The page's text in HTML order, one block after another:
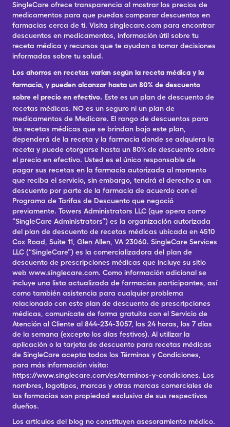
SingleCare ofrece transparencia al mostrar los precios de
medicamentos para que puedas comparar descuentos en
farmacias cerca de ti. Visita singlecare.com para encontrar
descuentos en medicamentos, información útil sobre tu
receta médica y recursos que te ayudan a tomar decisiones
informadas sobre tu salud.
Los ahorros en recetas varían según la receta médica y la
farmacia, y pueden alcanzar hasta un 80% de descuento
sobre el precio en efectivo. Este es un plan de descuento de
recetas médicas. NO es un seguro ni un plan de
medicamentos de Medicare. El rango de descuentos para
las recetas médicas que se brindan bajo este plan,
dependerá de la receta y la farmacia donde se adquiera la
receta y puede otorgarse hasta un 80% de descuento sobre
el precio en efectivo. Usted es el único responsable de
pagar sus recetas en la farmacia autorizada al momento
que reciba el servicio, sin embargo, tendrá el derecho a un
descuento por parte de la farmacia de acuerdo con el
Programa de Tarifas de Descuento que negoció
previamente. Towers Administrators LLC (que opera como
“SingleCare Administrators”) es la organización autorizada
del plan de descuento de recetas médicas ubicada en 4510
Cox Road, Suite 11, Glen Allen, VA 23060. SingleCare Services
LLC (“SingleCare”) es la comercializadora del plan de
descuento de prescripciones médicas que incluye su sitio
web www.singlecare.com. Como información adicional se
incluye una lista actualizada de farmacias participantes, así
como también asistencia para cualquier problema
relacionado con este plan de descuento de prescripciones
médicas, comunícate de forma gratuita con el Servicio de
Atención al Cliente al 844-234-3057, las 24 horas, los 7 días
de la semana (excepto los días festivos). Al utilizar la
aplicación o la tarjeta de descuento para recetas médicas
de SingleCare acepta todos los Términos y Condiciones,
para más información visita:
https://www.singlecare.com/es/terminos-y-condiciones. Los
nombres, logotipos, marcas y otras marcas comerciales de
las farmacias son propiedad exclusiva de sus respectivos
dueños.
Los artículos del blog no constituyen asesoramiento médico.